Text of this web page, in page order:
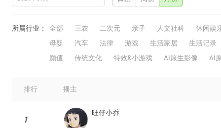
所属行业： 全部 三农 二次元 亲子 人文社科
休闲娱
母婴
汽车 法律 游戏 生活家居
生活记录
颜值
传统文化 特效&小游戏 AI原生影像 AI
排行 播主
1
旺仔小乔